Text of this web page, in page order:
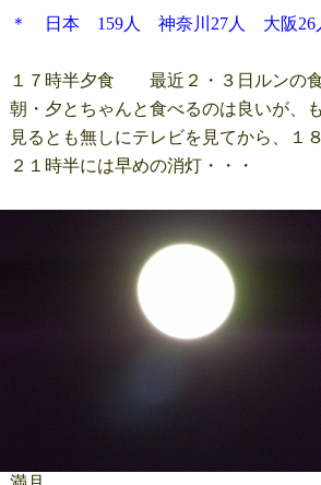
＊ 日本 159人 神奈川27人 大阪26
１７時半夕食 最近２・３日ルンの食
朝・夕とちゃんと食べるのは良いが、
見るとも無しにテレビを見てから、１
２１時半には早めの消灯・・・